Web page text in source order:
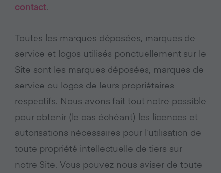
contact.
Toutes les marques déposées, marques de
service et logos utilisés ponctuellement sur le
Site sont les marques déposées, marques de
service ou logos de leurs propriétaires
respectifs. Nous avons fait tout notre possible
pour obtenir (le cas échéant) les licences et
autorisations nécessaires pour l’utilisation de
toute propriété intellectuelle de tiers sur
notre Site. Vous pouvez nous aviser de toute